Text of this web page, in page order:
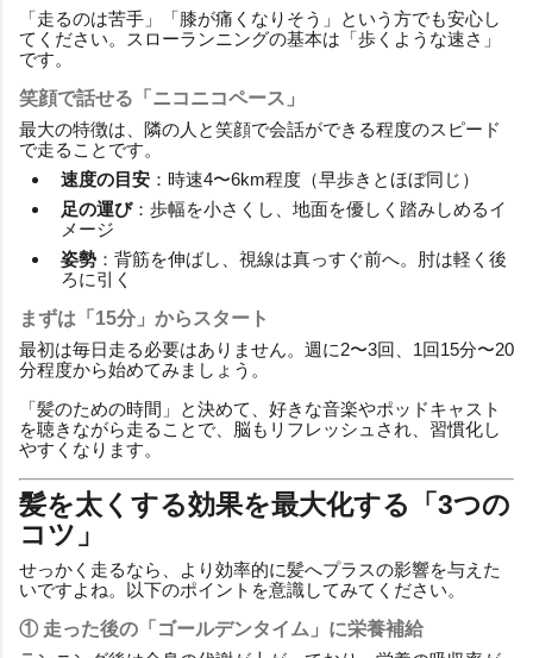
「走るのは苦手」「膝が痛くなりそう」という方でも安心し
てください。スローランニングの基本は「歩くような速さ」
です。
笑顔で話せる「ニコニコペース」
最大の特徴は、隣の人と笑顔で会話ができる程度のスピード
で走ることです。
速度の目安 ：時速4〜6km程度（早歩きとほぼ同じ）
足の運び：歩幅を小さくし、地面を優しく踏みしめるイ
メージ
姿勢 ：背筋を伸ばし、視線は真っすぐ前へ。肘は軽く後
ろに引く
まずは「15分」からスタート
最初は毎日走る必要はありません。週に2〜3回、1回15分〜20
分程度から始めてみましょう。
「髪のための時間」と決めて、好きな音楽やポッドキャスト
を聴きながら走ることで、脳もリフレッシュされ、習慣化し
やすくなります。
髪を太くする効果を最大化する「3つの
コツ」
せっかく走るなら、より効率的に髪へプラスの影響を与えた
いですよね。以下のポイントを意識してみてください。
① 走った後の「ゴールデンタイム」に栄養補給